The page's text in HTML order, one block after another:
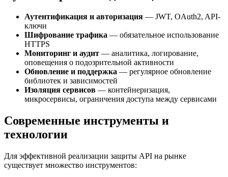
Аутентификация и авторизация — JWT, OAuth2, API-
ключи
Шифрование трафика — обязательное использование
HTTPS
Мониторинг и аудит — аналитика, логирование,
оповещения о подозрительной активности
Обновление и поддержка — регулярное обновление
библиотек и зависимостей
Изоляция сервисов — контейнеризация,
микросервисы, ограничения доступа между сервисами
Современные инструменты и
технологии
Для эффективной реализации защиты API на рынке
существует множество инструментов: